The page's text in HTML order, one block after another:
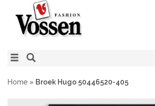
Home » Broek Hugo 50446520-405